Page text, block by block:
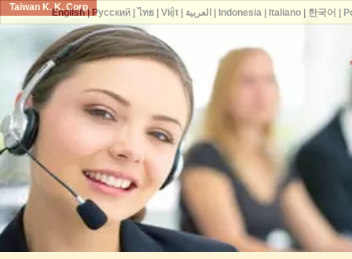
Taiwan K. K. Corp.
English| Русский| ไทย| Việt| العربية Indonesia| Italiano| 한국어